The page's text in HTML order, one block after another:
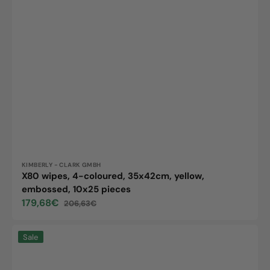
Vendor:
KIMBERLY - CLARK GMBH
X80 wipes, 4-coloured, 35x42cm, yellow,
embossed, 10x25 pieces
Sale
179,68€
Regular
206,63€
X80Sale